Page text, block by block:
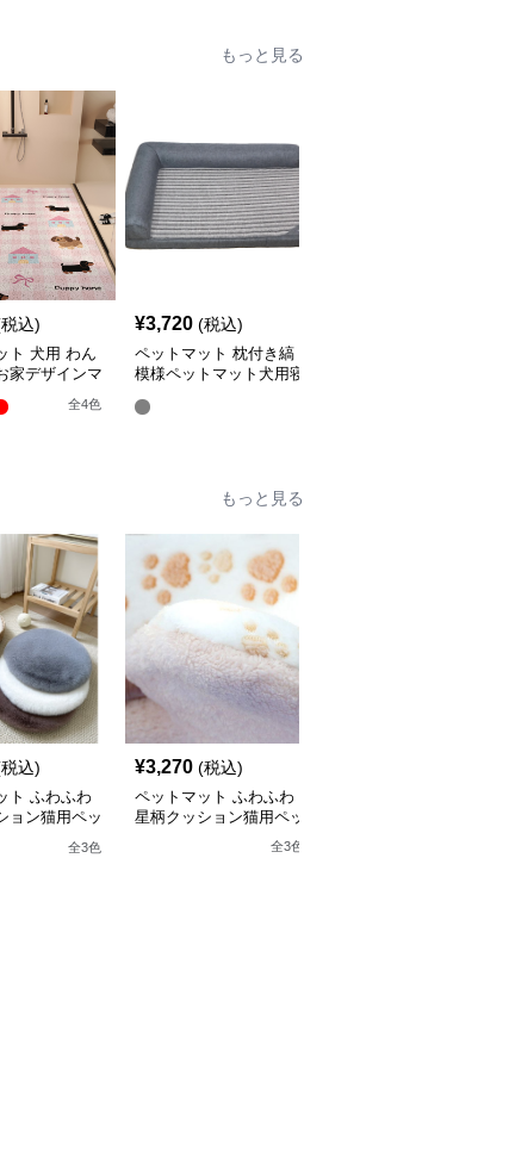
もっと見る
込)
ト 犬用 わん
家デザインマ
全4色
¥3,720 (税込)
ペットマット 枕付き縞
模様ペットマット犬用寝
もっと見る
込)
ト ふわふわ
ョン猫用ペッ
全3色
¥3,270 (税込)
ペットマット ふわふわ
星柄クッション猫用ペッ
全3色